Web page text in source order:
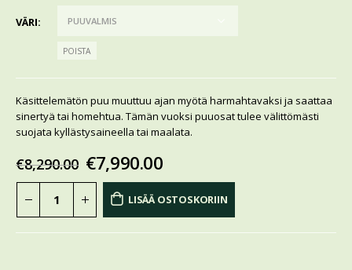
VÄRI
POISTA
Käsittelemätön puu muuttuu ajan myötä harmahtavaksi ja saattaa
sinertyä tai homehtua. Tämän vuoksi puuosat tulee välittömästi
suojata kyllästysaineella tai maalata.
€8,290.00 €7,990.00
LISÄÄ OSTOSKORIIN